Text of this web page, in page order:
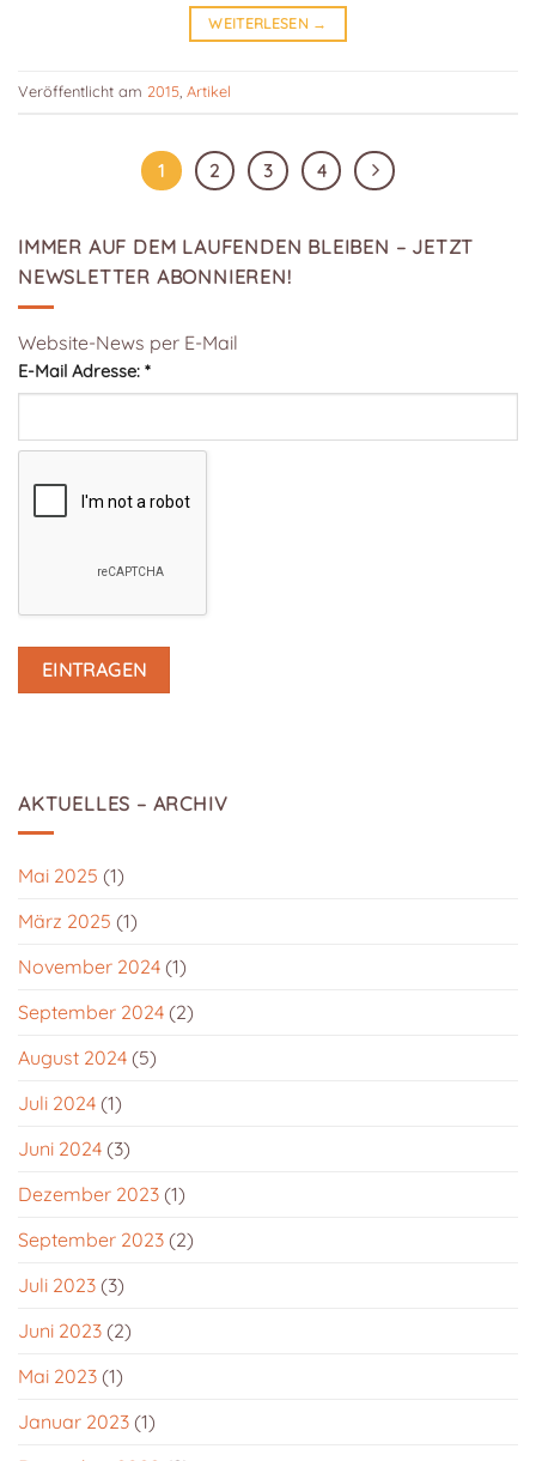
WEITERLESEN →
Veröffentlicht am 2015 Artikel
1 2 3 4
IMMER AUF DEM LAUFENDEN BLEIBEN – JETZT
NEWSLETTER ABONNIEREN!
Website-News per E-Mail
E-Mail Adresse: *
AKTUELLES – ARCHIV
Mai 2025 (1)
März 2025 (1)
November 2024 (1)
September 2024 (2)
August 2024 (5)
Juli 2024 (1)
Juni 2024 (3)
Dezember 2023 (1)
September 2023 (2)
Juli 2023 (3)
Juni 2023 (2)
Mai 2023 (1)
Januar 2023 (1)